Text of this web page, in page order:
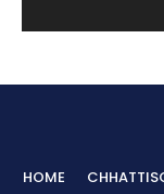
HOME